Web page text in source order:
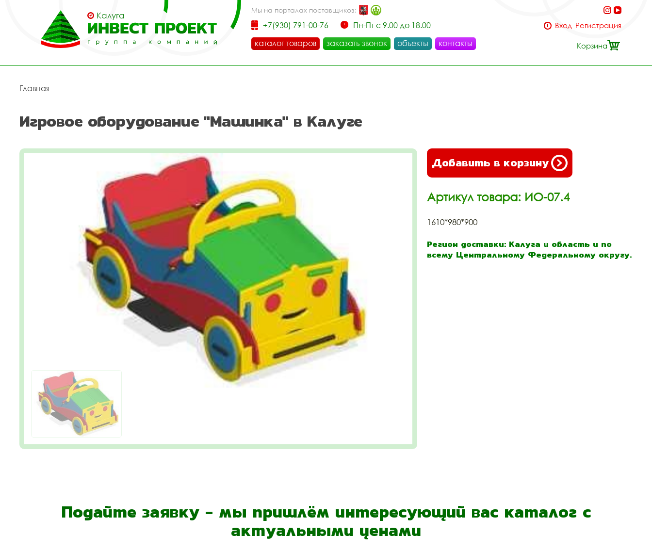
Калуга
Мы на порталах поставщиков:
+7(930) 791-00-76
Пн-Пт с 9.00 до 18.00
каталог товаров
заказать звонок объекты контакты
Вход Регистрация
Корзина
Главная
Игровое оборудование "Машинка" в Калуге
Добавить в корзину
Артикул товара: ИО-07.4
1610*980*900
Регион доставки: Калуга и область и по
всему Центральному Федеральному округу.
Подайте заявку - мы пришлём интересующий вас каталог с
актуальными ценами